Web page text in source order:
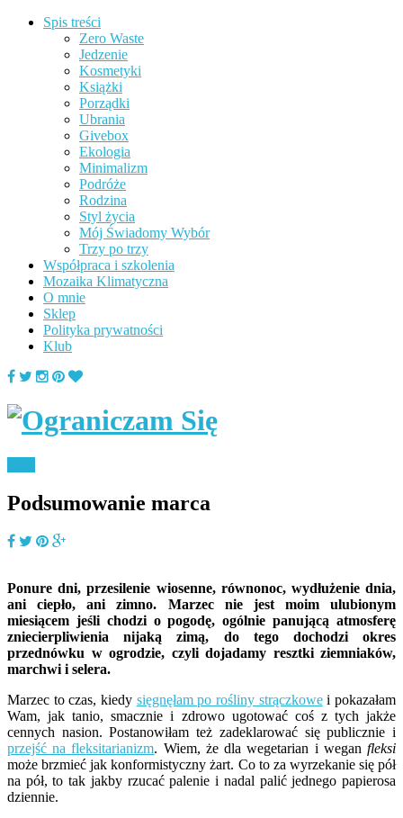
Spis treści
Zero Waste
Jedzenie
Kosmetyki
Książki
Porządki
Ubrania
Givebox
Ekologia
Minimalizm
Podróże
Rodzina
Styl życia
Mój Świadomy Wybór
Trzy po trzy
Współpraca i szkolenia
Mozaika Klimatyczna
O mnie
Sklep
Polityka prywatności
Klub
Podsumowanie marca
Ponure dni, przesilenie wiosenne, równonoc, wydłużenie dnia,
ani ciepło, ani zimno. Marzec nie jest moim ulubionym
miesiącem jeśli chodzi o pogodę, ogólnie panującą atmosferę
zniecierpliwienia nijaką zimą, do tego dochodzi okres
przednówku w ogrodzie, czyli dojadamy resztki ziemniaków,
marchwi i selera.
Marzec to czas, kiedy sięgnęłam po rośliny strączkowei pokazałam
Wam, jak tanio, smacznie i zdrowo ugotować coś z tych jakże
cennych nasion. Postanowiłam też zadeklarować się publicznie i
przejść na fleksitarianizm. Wiem, że dla wegetarian i weganfleksi
może brzmieć jak konformistyczny żart. Co to za wyrzekanie się pół
na pół, to tak jakby rzucać palenie i nadal palić jednego papierosa
dziennie.